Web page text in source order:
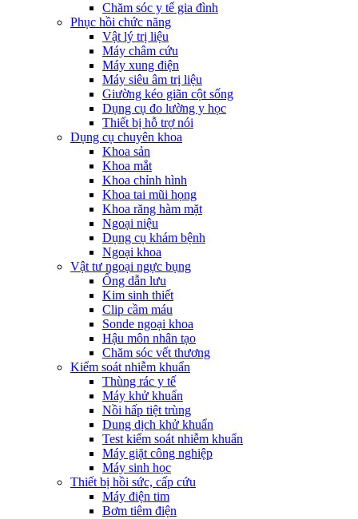
Chăm sóc y tế gia đình
Phục hồi chức năng
Vật lý trị liệu
Máy châm cứu
Máy xung điện
Máy siêu âm trị liệu
Giường kéo giãn cột sống
Dụng cụ đo lường y học
Thiết bị hỗ trợ nói
Dụng cụ chuyên khoa
Khoa sản
Khoa mắt
Khoa chỉnh hình
Khoa tai mũi họng
Khoa răng hàm mặt
Ngoại niệu
Dụng cụ khám bệnh
Ngoại khoa
Vật tư ngoại ngực bụng
Ống dẫn lưu
Kim sinh thiết
Clip cầm máu
Sonde ngoại khoa
Hậu môn nhân tạo
Chăm sóc vết thương
Kiểm soát nhiễm khuẩn
Thùng rác y tế
Máy khử khuẩn
Nồi hấp tiệt trùng
Dung dịch khử khuẩn
Test kiểm soát nhiễm khuẩn
Máy giặt công nghiệp
Máy sinh học
Thiết bị hồi sức, cấp cứu
Máy điện tim
Bơm tiêm điện